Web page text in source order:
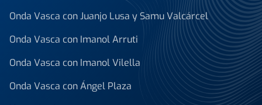
Onda Vasca con Juanjo Lusa y Samu Valcárcel
Onda Vasca con Imanol Arruti
Onda Vasca con Imanol Vilella
Onda Vasca con Ángel Plaza